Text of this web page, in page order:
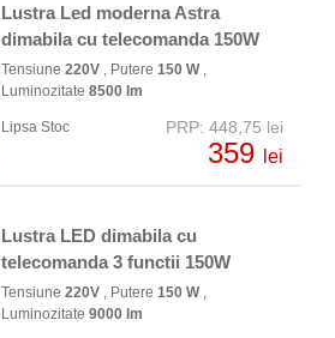
Lustra Led moderna Astra
dimabila cu telecomanda 150W
Tensiune 220V , Putere 150 W,
Luminozitate 8500 lm
Lipsa Stoc PRP: 448,75 lei
359 lei
Lustra LED dimabila cu
telecomanda 3 functii 150W
Tensiune 220V , Putere 150 W,
Luminozitate 9000 lm